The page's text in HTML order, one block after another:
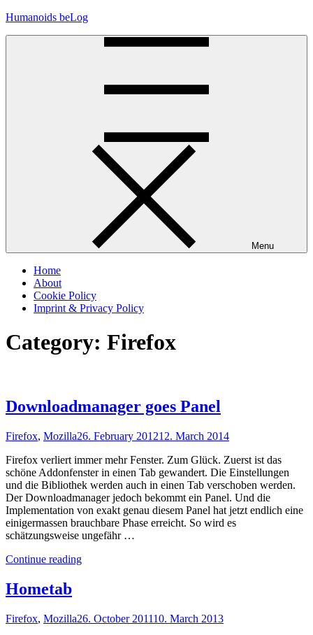
Skip
Humanoids beLog
Menu
Home
About
Cookie Policy
Imprint & Privacy Policy
Category: Firefox
Downloadmanager goes Panel
Firefox, Mozilla26. February 201212. March 2014
Firefox verliert immer mehr Fenster. Zum Glück. Zuerst ist das
schöne Addonfenster in einen Tab gewandert. Die Einstellungen
und die Bibliothek werden auch in einen Tab verschoben werden.
Der Downloadmanager jedoch bekommt ein Panel. Und die
Implementation von exakt genau diesem Panel hat jetzt endlich eine
einigermassen brauchbare Phase erreicht. So wird es
schätzungsweise ungefähr …
Continue reading"Downloadmanager
Hometab
Firefox, Mozilla26. October 201110. March 2013